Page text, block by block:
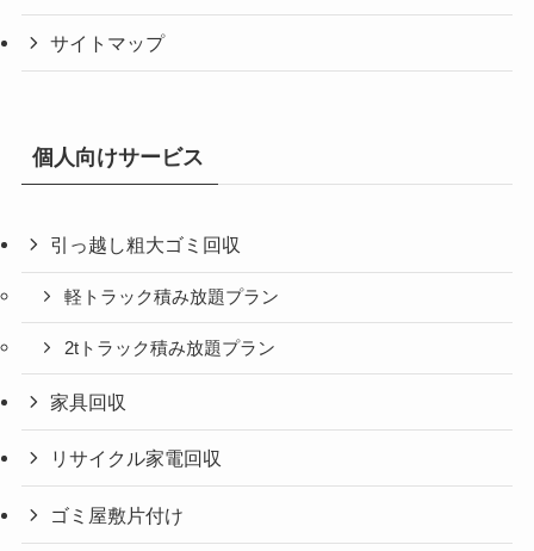
サイトマップ
個人向けサービス
引っ越し粗大ゴミ回収
軽トラック積み放題プラン
2tトラック積み放題プラン
家具回収
リサイクル家電回収
ゴミ屋敷片付け